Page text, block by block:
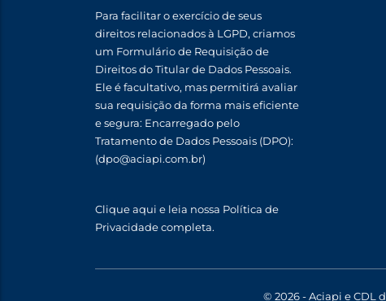
Para facilitar o exercício de seus
direitos relacionados à LGPD, criamos
um Formulário de Requisição de
Direitos do Titular de Dados Pessoais.
Ele é facultativo, mas permitirá avaliar
sua requisição da forma mais eficiente
e segura: Encarregado pelo
Tratamento de Dados Pessoais (DPO):
(dpo@aciapi.com.br)
Clique aqui e leia nossa Política de
Privacidade completa.
© 2026 - Aciapi e CDL